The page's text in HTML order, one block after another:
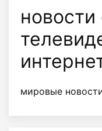
мировые